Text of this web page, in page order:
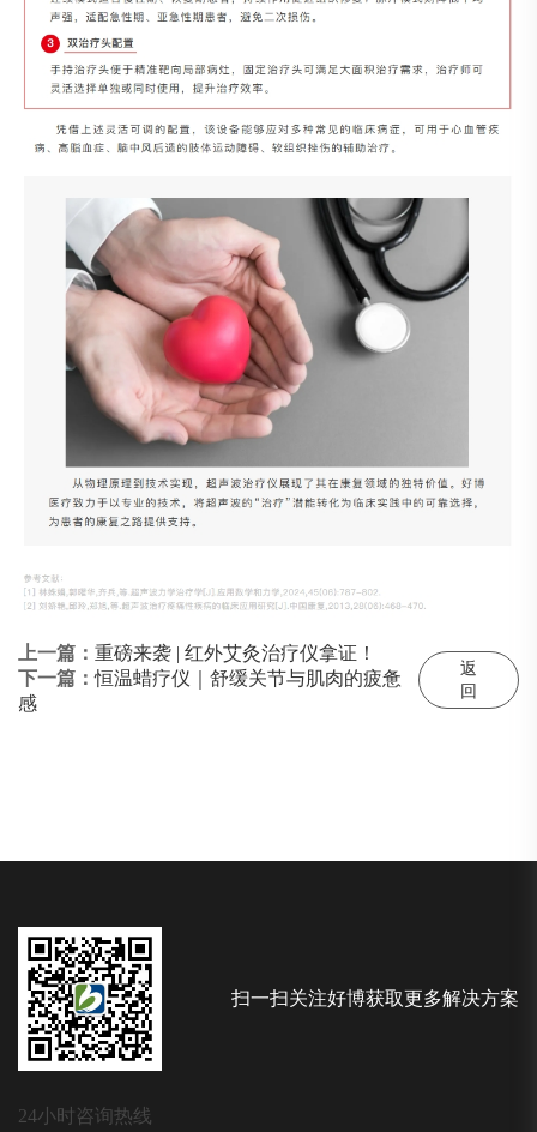
上一篇：重磅来袭 | 红外艾灸治疗仪拿证！
下一篇：恒温蜡疗仪｜舒缓关节与肌肉的疲惫
感
返
回
扫一扫关注好博获取更多解决方案
24小时咨询热线